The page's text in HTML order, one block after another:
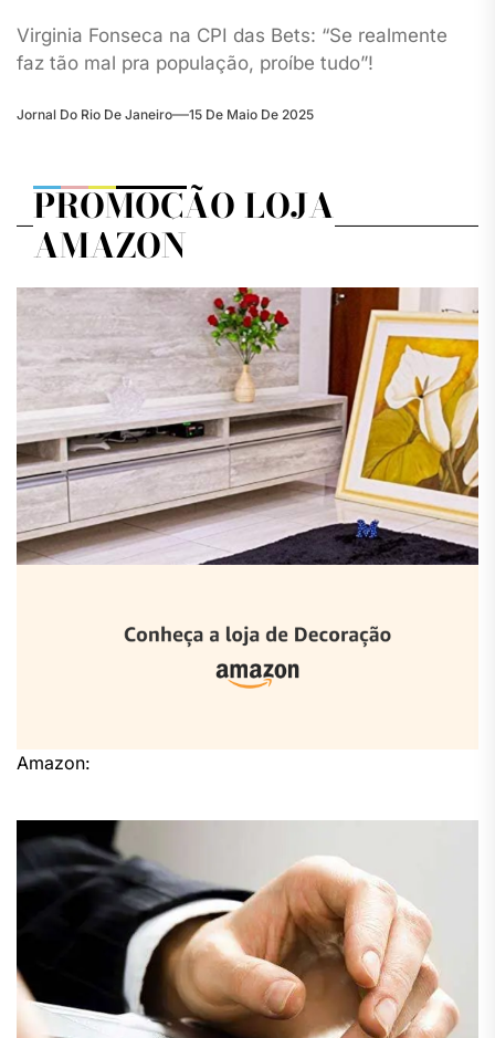
Virginia Fonseca na CPI das Bets: “Se realmente
faz tão mal pra população, proíbe tudo”!
Jornal Do Rio De Janeiro 15 De Maio De 2025
PROMOÇÃO LOJA
AMAZON
Amazon: